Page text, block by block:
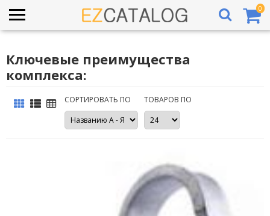
0
Ключевые преимущества
комплекса:
СОРТИРОВАТЬ ПО ТОВАРОВ ПО